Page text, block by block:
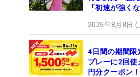
「初速が強く
2026年8月8日 (
4日間の期間限
プレーに2回
円分クーポン！